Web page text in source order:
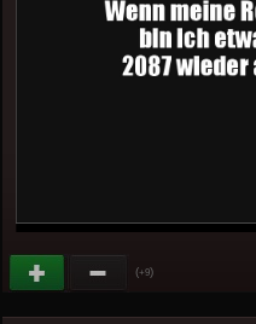
(+9)